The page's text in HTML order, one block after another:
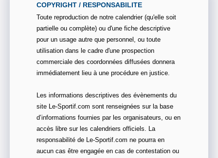
COPYRIGHT / RESPONSABILITE
Toute reproduction de notre calendrier (qu'elle soit
partielle ou complète) ou d'une fiche descriptive
pour un usage autre que personnel, ou toute
utilisation dans le cadre d'une prospection
commerciale des coordonnées diffusées donnera
immédiatement lieu à une procédure en justice.
Les informations descriptives des évènements du
site Le-Sportif.com sont renseignées sur la base
d’informations fournies par les organisateurs, ou en
accès libre sur les calendriers officiels. La
responsabilité de Le-Sportif.com ne pourra en
aucun cas être engagée en cas de contestation ou